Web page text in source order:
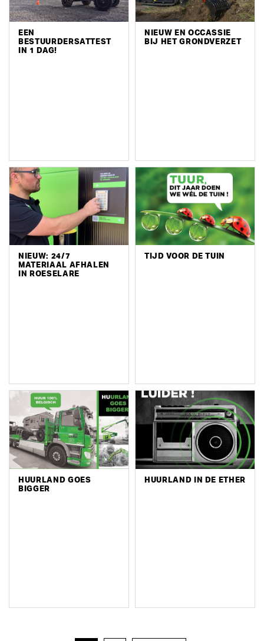
EEN
BESTUURDERSATTEST
IN 1 DAG!
NIEUW EN OCCASSIE
BIJ HET GRONDVERZET
NIEUW: 24/7
MATERIAAL AFHALEN
IN ROESELARE
TIJD VOOR DE TUIN
HUURLAND GOES
BIGGER
HUURLAND IN DE ETHER